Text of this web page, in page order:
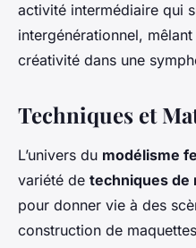
activité intermédiaire qui
intergénérationnel,
créativité dans une
Techniques et
L’univers du modélisme
variété de techniques de
pour donner vie à des
construction de